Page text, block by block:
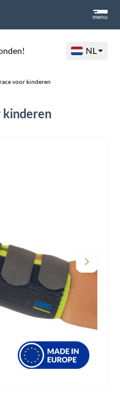
menu
NL
voor kinderen
kinderen